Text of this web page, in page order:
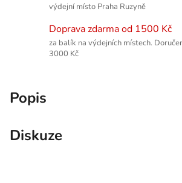
výdejní místo Praha Ruzyně
Doprava zdarma od 1500 Kč
za balík na výdejních místech.
3000 Kč
Popis
Diskuze